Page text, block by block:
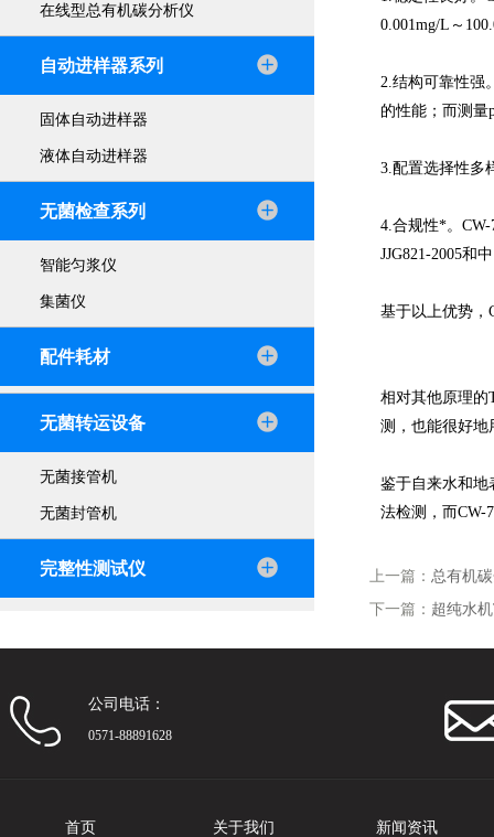
在线型总有机碳分析仪
自动进样器系列
固体自动进样器
液体自动进样器
无菌检查系列
智能匀浆仪
集菌仪
配件耗材
无菌转运设备
无菌接管机
无菌封管机
完整性测试仪
0.001mg/L～
2.结构可靠性强
的性能；而测量
3.配置选择性多
4.合规性*。
JJG821-2005和
基于以上优势，
相对其他原理的
测，也能很好地
鉴于自来水和地
法检测，而CW-
上一篇： 总有机
下一篇： 超纯水
公司电话：
0571-88891628
首页 关于我们 新闻资讯